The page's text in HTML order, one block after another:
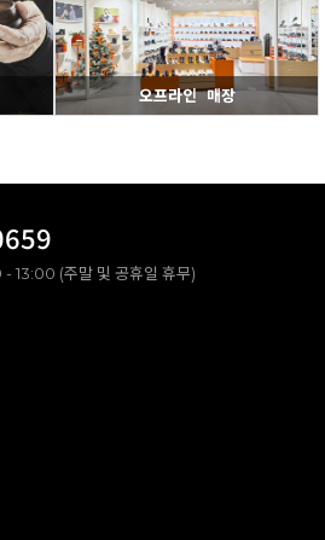
오프라인 매장
13:00 (주말 및 공휴일 휴무)